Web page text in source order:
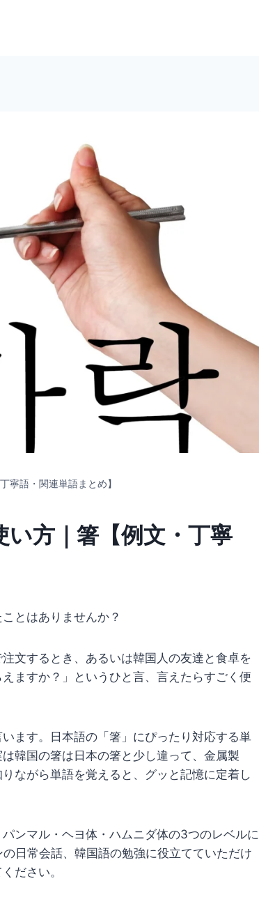
寧語・関連単語まとめ】
方｜箸【例文・丁寧
とはありませんか？
文するとき、あるいは韓国人の友達と食卓を
ますか？」というひと言、言えたらすごく便
ます。日本語の「箸」にぴったり対応する単
韓国の箸は日本の箸と少し違って、金属製
ながら単語を覚えると、グッと記憶に定着し
ンマル・ヘヨ体・ハムニダ体の3つのレベルに
日常会話、韓国語の勉強に役立てていただけ
ださい。